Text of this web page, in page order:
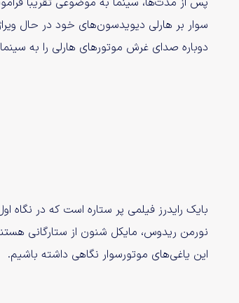
سوار بر هارلی دیویدسون‌های خود در حال
دوباره صدای غرش موتور‌های هارلی را به سینما
بایک رایدرز فیلمی پر ستاره است که در
نورمن ریدوس، مایکل شنون از ستارگانی
این یاغی‌های موتور‌سوار نگاهی داشته باشیم.